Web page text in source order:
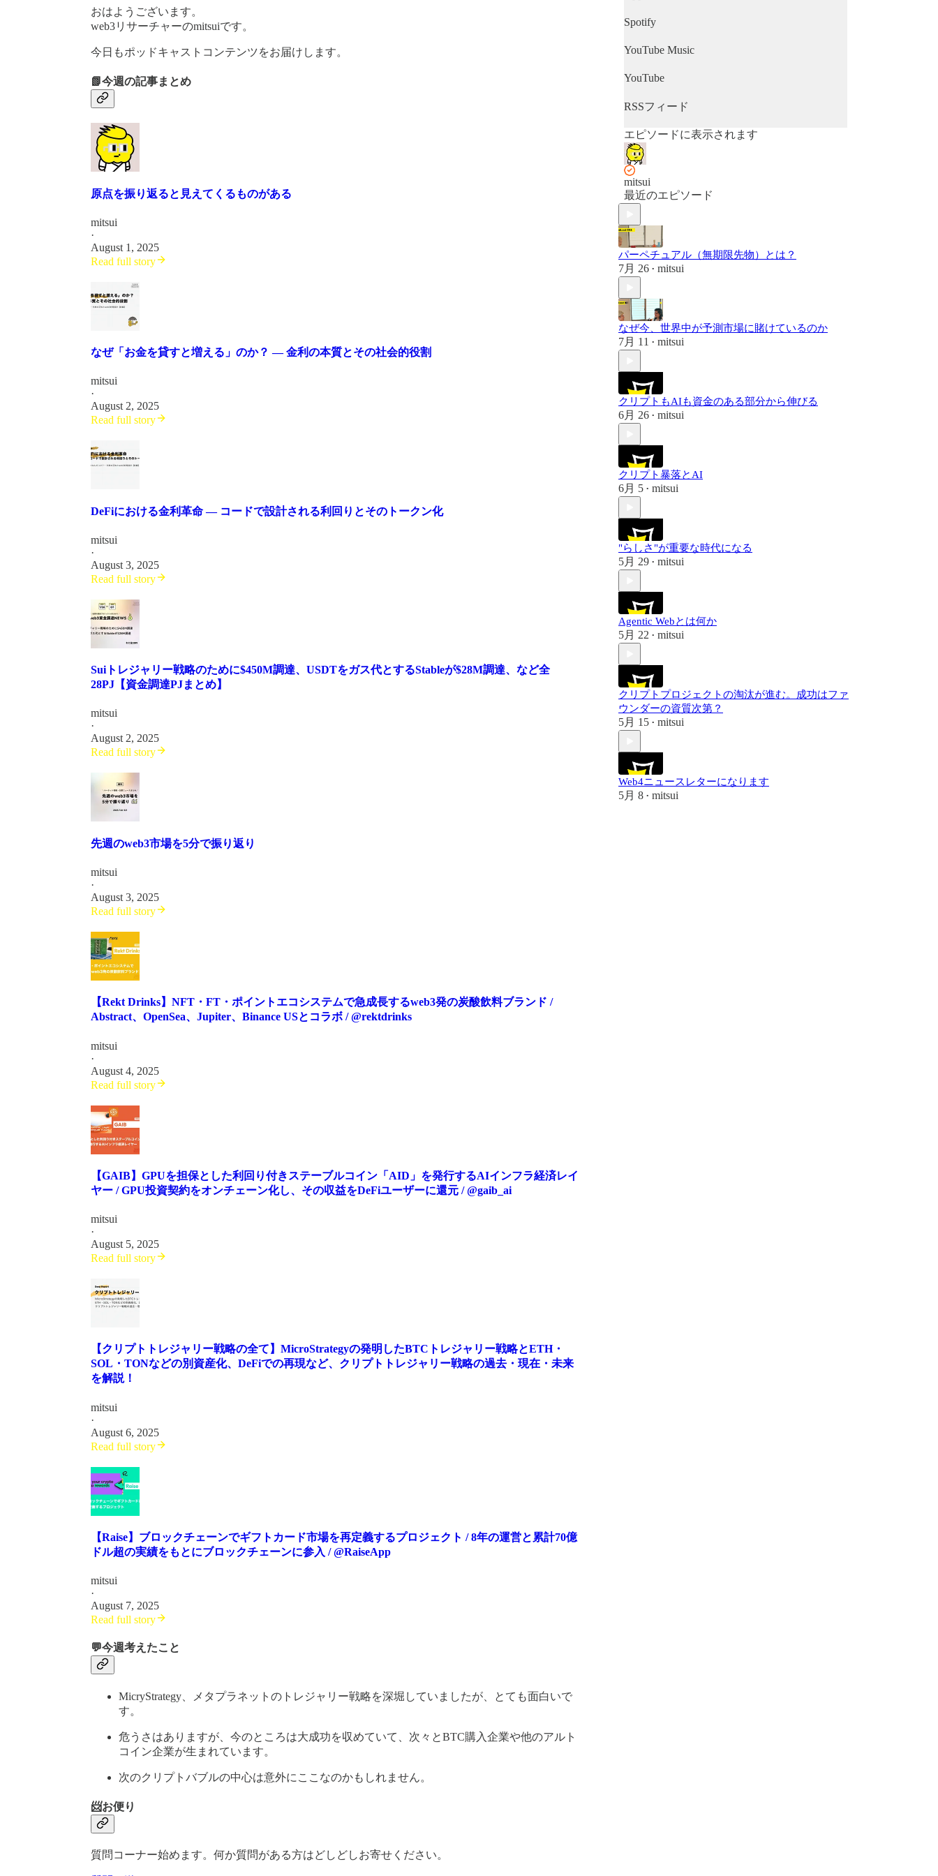
おはようございます。
web3リサーチャーのmitsuiです。
今日もポッドキャストコンテンツをお届けします。
📗今週の記事まとめ
原点を振り返ると見えてくるものがある
mitsui
·
August 1, 2025
Read full story
なぜ「お金を貸すと増える」のか？ ― 金利の本質とその社会的役割
mitsui
·
August 2, 2025
Read full story
DeFiにおける金利革命 ― コードで設計される利回りとそのトークン化
mitsui
·
August 3, 2025
Read full story
Suiトレジャリー戦略のために$450M調達、USDTをガス代とするStableが$28M調達、など全
28PJ【資金調達PJまとめ】
mitsui
·
August 2, 2025
Read full story
先週のweb3市場を5分で振り返り
mitsui
·
August 3, 2025
Read full story
【Rekt Drinks】NFT・FT・ポイントエコシステムで急成長するweb3発の炭酸飲料ブランド /
Abstract、OpenSea、Jupiter、Binance USとコラボ / @rektdrinks
mitsui
·
August 4, 2025
Read full story
【GAIB】GPUを担保とした利回り付きステーブルコイン「AID」を発行するAIインフラ経済レイ
ヤー / GPU投資契約をオンチェーン化し、その収益をDeFiユーザーに還元 / @gaib_ai
mitsui
·
August 5, 2025
Read full story
【クリプトトレジャリー戦略の全て】MicroStrategyの発明したBTCトレジャリー戦略とETH・
SOL・TONなどの別資産化、DeFiでの再現など、クリプトトレジャリー戦略の過去・現在・未来
を解説！
mitsui
·
August 6, 2025
Read full story
【Raise】ブロックチェーンでギフトカード市場を再定義するプロジェクト / 8年の運営と累計70億
ドル超の実績をもとにブロックチェーンに参入 / @RaiseApp
mitsui
·
August 7, 2025
Read full story
💬今週考えたこと
MicryStrategy、メタプラネットのトレジャリー戦略を深堀していましたが、とても面白いで
す。
危うさはありますが、今のところは大成功を収めていて、次々とBTC購入企業や他のアルト
コイン企業が生まれています。
次のクリプトバブルの中心は意外にここなのかもしれません。
📨お便り
質問コーナー始めます。何か質問がある方はどしどしお寄せください。
Spotify
YouTube Music
YouTube
RSSフィード
エピソードに表示されます
mitsui
最近のエピソード
パーペチュアル（無期限先物）とは？
7月 26 • mitsui
なぜ今、世界中が予測市場に賭けているのか
7月 11 • mitsui
クリプトもAIも資金のある部分から伸びる
6月 26 • mitsui
クリプト暴落とAI
6月 5 • mitsui
"らしさ"が重要な時代になる
5月 29 • mitsui
Agentic Webとは何か
5月 22 • mitsui
クリプトプロジェクトの淘汰が進む。成功はファ
ウンダーの資質次第？
5月 15 • mitsui
Web4ニュースレターになります
5月 8 • mitsui